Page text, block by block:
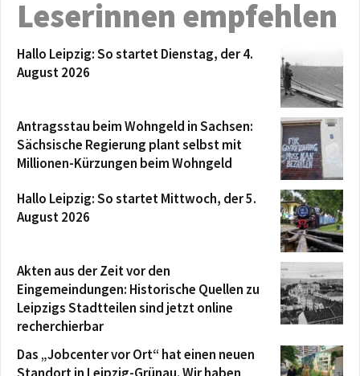
Leserinnen empfehlen
Hallo Leipzig: So startet Dienstag, der 4.
August 2026
Antragsstau beim Wohngeld in Sachsen:
Sächsische Regierung plant selbst mit
Millionen-Kürzungen beim Wohngeld
Hallo Leipzig: So startet Mittwoch, der 5.
August 2026
Akten aus der Zeit vor den
Eingemeindungen: Historische Quellen zu
Leipzigs Stadtteilen sind jetzt online
recherchierbar
Das „Jobcenter vor Ort“ hat einen neuen